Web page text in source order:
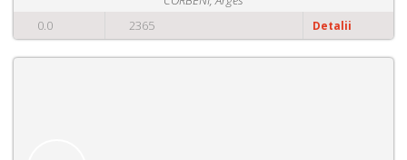
0.0
2365 Detalii